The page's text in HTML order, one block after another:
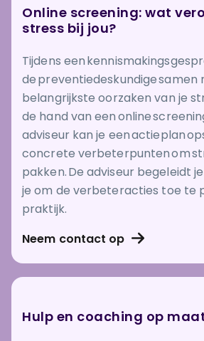
Online screening: wat
stress bij jou?
Tijdens een
de preventiedeskundige samen
belangrijkste oorzaken van je
de hand van een online
adviseur kan je een actieplan
concrete verbeterpunten om
pakken. De adviseur begeleidt
je om de verbeteracties toe te
praktijk.
Neem contact op
Hulp en coaching op